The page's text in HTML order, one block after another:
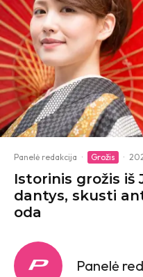
Panelė redakcija · Grožis ·
Istorinis grožis iš
dantys, skusti
oda
Panelė